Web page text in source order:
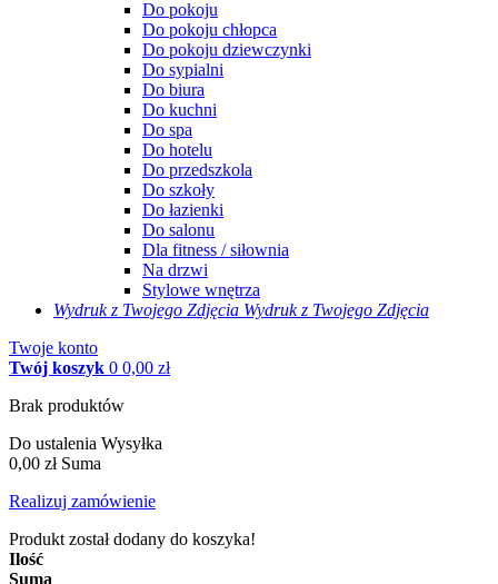
Do pokoju
Do pokoju chłopca
Do pokoju dziewczynki
Do sypialni
Do biura
Do kuchni
Do spa
Do hotelu
Do przedszkola
Do szkoły
Do łazienki
Do salonu
Dla fitness / siłownia
Na drzwi
Stylowe wnętrza
Wydruk z Twojego Zdjęcia Wydruk z Twojego Zdjęcia
Twoje konto
Twój koszyk 0 0,00 zł
Brak produktów
Do ustalenia Wysyłka
0,00 zł Suma
Realizuj zamówienie
Produkt został dodany do koszyka!
Ilość
Suma